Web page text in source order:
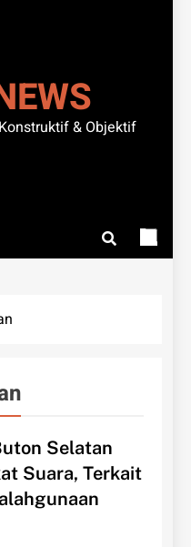
& Objektif
Selatan
Suara, Terkait